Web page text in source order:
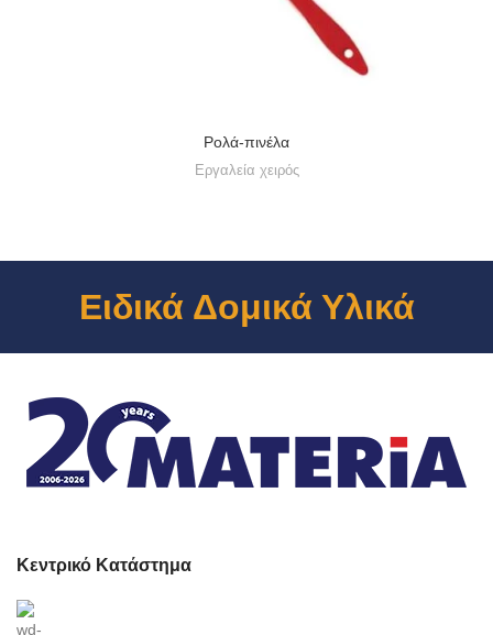
Ρολά-πινέλα
Εργαλεία χειρός
Ειδικά Δομικά Υλικά
Κεντρικό Κατάστημα